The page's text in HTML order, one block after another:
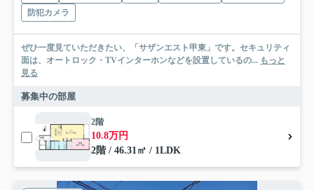
防犯カメラ
ぜひ一度見ていただきたい、「サザンエスト甲東」です。セキュリティ
面は、オートロック・TVインターホンなどを設置しているの... もっと
見る
募集中の部屋
2階
10.8万円
2階 / 46.31㎡ / 1LDK